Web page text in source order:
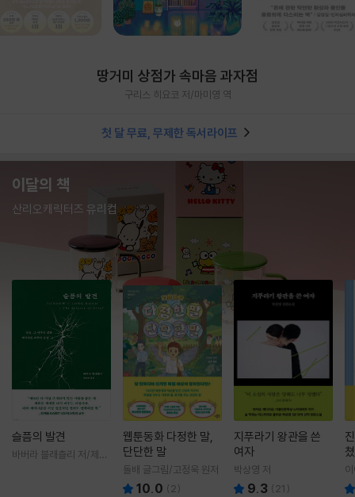
땅거미 상점가 속마음 과자점
구리스 히요코 저/마미영 역
첫 달 무료, 무제한 독서라이프
이달의 책
산리오캐릭터즈 유리컵
슬픔의 발견
바버라 블래츨리 저/제효
웹툰동화 다정한 말,
단단한 말
돌배 글그림/고정욱 원저
10.0 ( 2)
지푸라기 왕관을 쓴
여자
박상영 저
9.3 ( 21 )